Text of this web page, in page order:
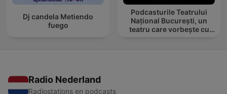
Dj candela Metiendo
fuego
Podcasturile Teatrului
Național București, un
teatru care vorbește cu
Radio Nederland
Radiostations en podcasts